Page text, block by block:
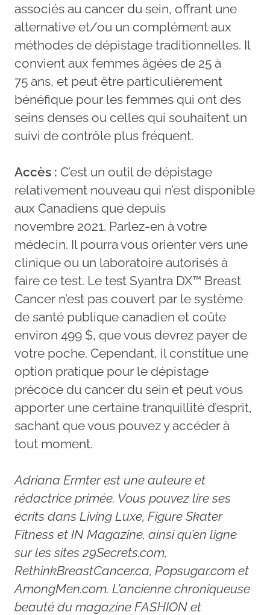
associés au cancer du sein, offrant une
alternative et/ou un complément aux
méthodes de dépistage traditionnelles. Il
convient aux femmes âgées de 25 à
75 ans, et peut être particulièrement
bénéfique pour les femmes qui ont des
seins denses ou celles qui souhaitent un
suivi de contrôle plus fréquent.
Accès : C’est un outil de dépistage
relativement nouveau qui n’est disponible
aux Canadiens que depuis
novembre 2021. Parlez-en à votre
médecin. Il pourra vous orienter vers une
clinique ou un laboratoire autorisés à
faire ce test. Le test Syantra DX™ Breast
Cancer n’est pas couvert par le système
de santé publique canadien et coûte
environ 499 $, que vous devrez payer de
votre poche. Cependant, il constitue une
option pratique pour le dépistage
précoce du cancer du sein et peut vous
apporter une certaine tranquillité d’esprit,
sachant que vous pouvez y accéder à
tout moment.
Adriana Ermter est une auteure et
rédactrice primée. Vous pouvez lire ses
écrits dans Living Luxe, Figure Skater
Fitness et IN Magazine, ainsi qu’en ligne
sur les sites 29Secrets.com,
RethinkBreastCancer.ca, Popsugar.com et
AmongMen.com. L’ancienne chroniqueuse
beauté du magazine FASHION et